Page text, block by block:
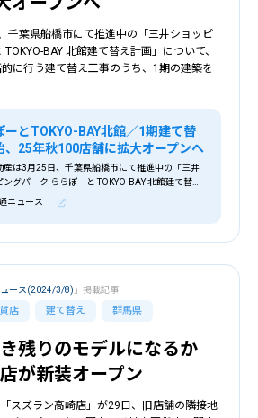
千葉県船橋市にて推進中の「三井ショッピ
BAY 北館建て替え計画」について、
に行う建て替え工事のうち、1期の建築を
ーとTOKYO-BAY北館／1期建て替
、25年秋100店舗に拡大オープンへ
産は3月25日、千葉県船橋市にて推進中の「三井
ングパーク ららぽーと TOKYO-BAY 北館建て替え
ついて、1期・2期に分けて段階的に行う建て替え
ち、1期の建築を開始
ニュース
店 建て替え 群馬県
ュース(2024/3/8) 」掲載記事
残りのモデルになるか
が新装オープン
スズラン高崎店」が29日、旧店舗の隣接地